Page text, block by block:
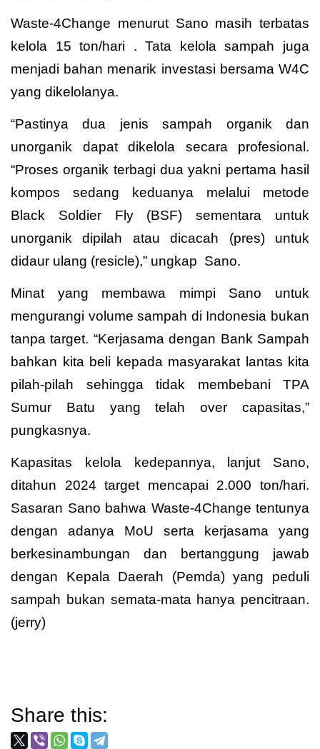
Waste-4Change menurut Sano masih terbatas
kelola 15 ton/hari . Tata kelola sampah juga
menjadi bahan menarik investasi bersama W4C
yang dikelolanya.
“Pastinya dua jenis sampah organik dan
unorganik dapat dikelola secara profesional.
“Proses organik terbagi dua yakni pertama hasil
kompos sedang keduanya melalui metode
Black Soldier Fly (BSF) sementara untuk
unorganik dipilah atau dicacah (pres) untuk
didaur ulang (resicle),” ungkap Sano.
Minat yang membawa mimpi Sano untuk
mengurangi volume sampah di Indonesia bukan
tanpa target. “Kerjasama dengan Bank Sampah
bahkan kita beli kepada masyarakat lantas kita
pilah-pilah sehingga tidak membebani TPA
Sumur Batu yang telah over capasitas,”
pungkasnya.
Kapasitas kelola kedepannya, lanjut Sano,
ditahun 2024 target mencapai 2.000 ton/hari.
Sasaran Sano bahwa Waste-4Change tentunya
dengan adanya MoU serta kerjasama yang
berkesinambungan dan bertanggung jawab
dengan Kepala Daerah (Pemda) yang peduli
sampah bukan semata-mata hanya pencitraan.
(jerry)
Share this: